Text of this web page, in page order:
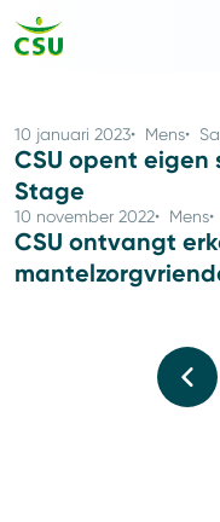
Klantverhalen
Over CSU
Werken bij CSU
Medewerkers
CSU Login
10 januari 2023 Mens
CSU opent eigen
Stage
10 november 2022 Mens
CSU ontvangt